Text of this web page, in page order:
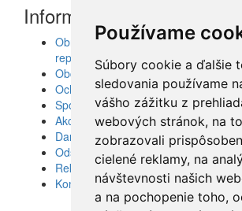
Používame
Súbory cookie a ďalšie
sledovania používame
vášho zážitku z
webových stránok, na
zobrazovali
cielené reklamy, na
návštevnosti našich
a na pochopenie toho,
Informácie
Obrazy, nálepky, fototapety, šablóny,
reprodukcie
Obchodné podmienky
Ochrana osobných údajov
Spolupráca
Akcie a Doručenie
Darčekové poukážky
Odstúpenie od zmluvy - vrátenie
Reklamácia tovaru
Kontakt